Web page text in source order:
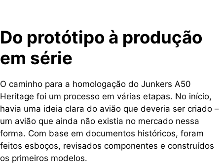
Do protótipo à produção
em série
O caminho para a homologação do Junkers A50
Heritage foi um processo em várias etapas. No início,
havia uma ideia clara do avião que deveria ser criado –
um avião que ainda não existia no mercado nessa
forma. Com base em documentos históricos, foram
feitos esboços, revisados componentes e construídos
os primeiros modelos.